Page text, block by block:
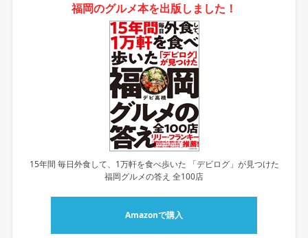
福岡のグルメ本を出版しました！
15年間 毎日外食して、1万軒を食べ歩いた 「デビログ」が見つけた
福岡グルメの答え 全100店
Amazonで購入